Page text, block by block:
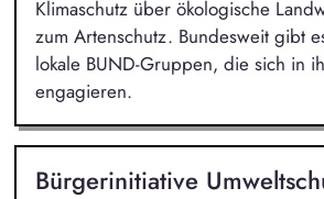
Klimaschutz über ökologische
zum Artenschutz. Bundesweit gibt
lokale BUND-Gruppen, die sich in
engagieren.
Bürgerinitiative